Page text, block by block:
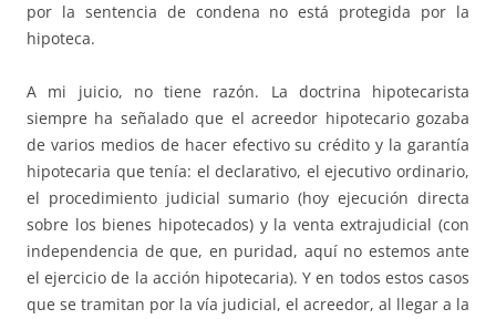
por la sentencia de condena no está protegida por la
hipoteca.
A mi juicio, no tiene razón. La doctrina hipotecarista
siempre ha señalado que el acreedor hipotecario gozaba
de varios medios de hacer efectivo su crédito y la garantía
hipotecaria que tenía: el declarativo, el ejecutivo ordinario,
el procedimiento judicial sumario (hoy ejecución directa
sobre los bienes hipotecados) y la venta extrajudicial (con
independencia de que, en puridad, aquí no estemos ante
el ejercicio de la acción hipotecaria). Y en todos estos casos
que se tramitan por la vía judicial, el acreedor, al llegar a la